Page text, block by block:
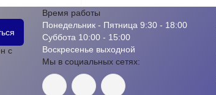
с
Время работы
Понедельник - Пятница 9:30 - 18:00
Суббота 10:00 - 15:00
Воскресенье выходной
Мы в социальных сетях: